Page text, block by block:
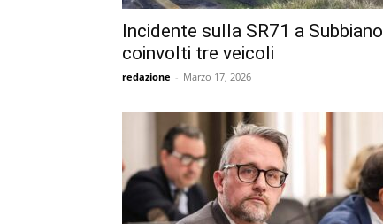
Incidente sulla SR71 a Subbiano
coinvolti tre veicoli
redazione - Marzo 17, 2026